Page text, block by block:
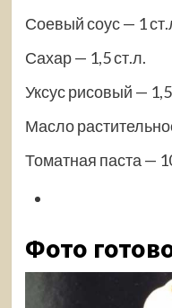
Соевый соус — 1
Сахар — 1,5 ст.л.
Уксус рисовый —
Масло
Томатная паста —
Фото